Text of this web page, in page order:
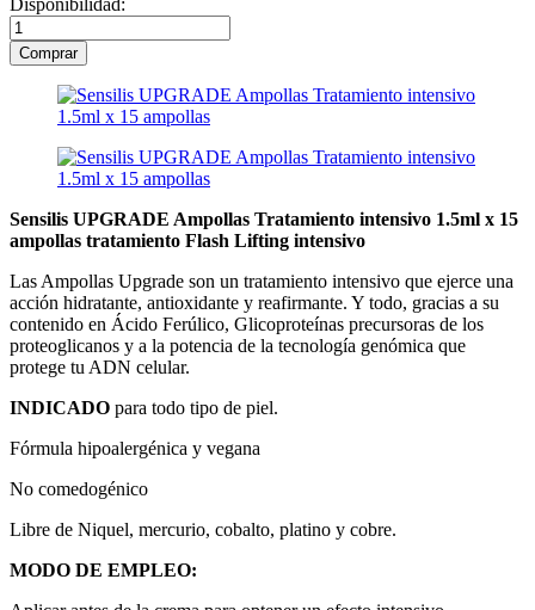
Disponibilidad:
Sensilis UPGRADE Ampollas Tratamiento intensivo 1.5ml x 15
ampollas tratamiento Flash Lifting intensivo
Las Ampollas Upgrade son un tratamiento intensivo que ejerce una
acción hidratante, antioxidante y reafirmante. Y todo, gracias a su
contenido en Ácido Ferúlico, Glicoproteínas precursoras de los
proteoglicanos y a la potencia de la tecnología genómica que
protege tu ADN celular.
INDICADO para todo tipo de piel.
Fórmula hipoalergénica y vegana
No comedogénico
Libre de Niquel, mercurio, cobalto, platino y cobre.
MODO DE EMPLEO: